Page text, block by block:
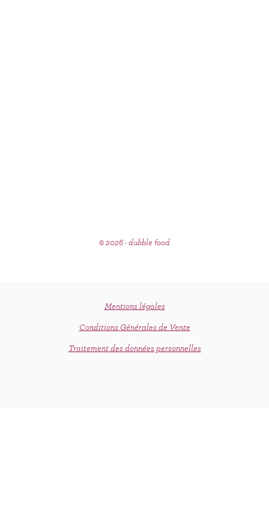
Mentions légales
Conditions Générales de Vente
© 2026 - dubble food
Traitement des données personnelles